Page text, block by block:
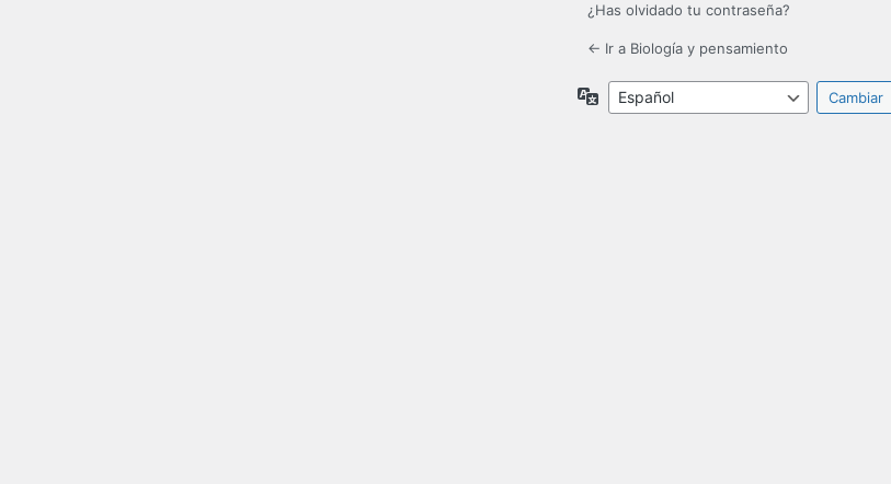
¿Has olvidado tu contraseña?
← Ir a Biología y pensamiento
Idioma